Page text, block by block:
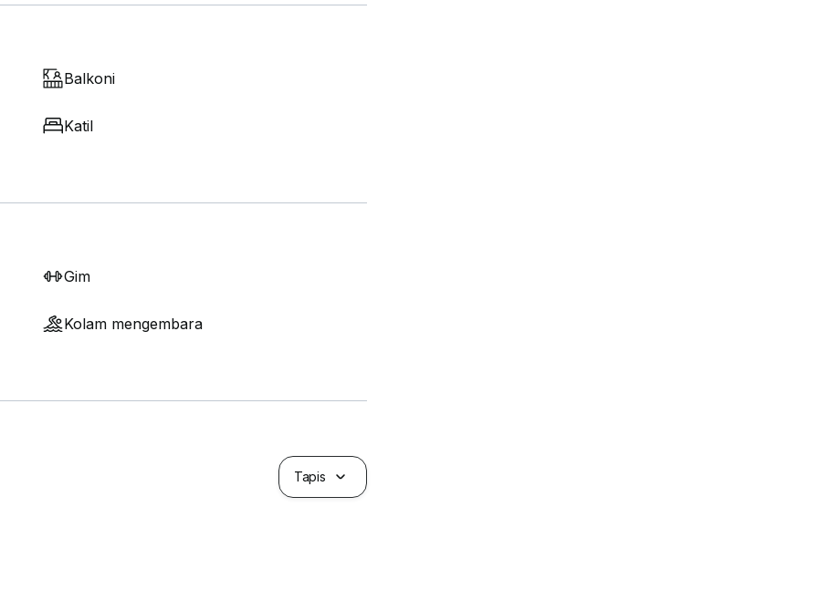
Balkoni
Katil
Gim
Kolam mengembara
Tapis